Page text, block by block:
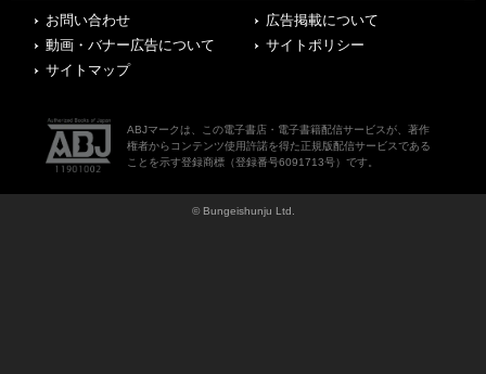
お問い合わせ
広告掲載について
動画・バナー広告について
サイトポリシー
サイトマップ
ABJマークは、この電子書店・電子書籍配信サービスが、著作
権者からコンテンツ使用許諾を得た正規版配信サービスである
ことを示す登録商標（登録番号6091713号）です。
© Bungeishunju Ltd.